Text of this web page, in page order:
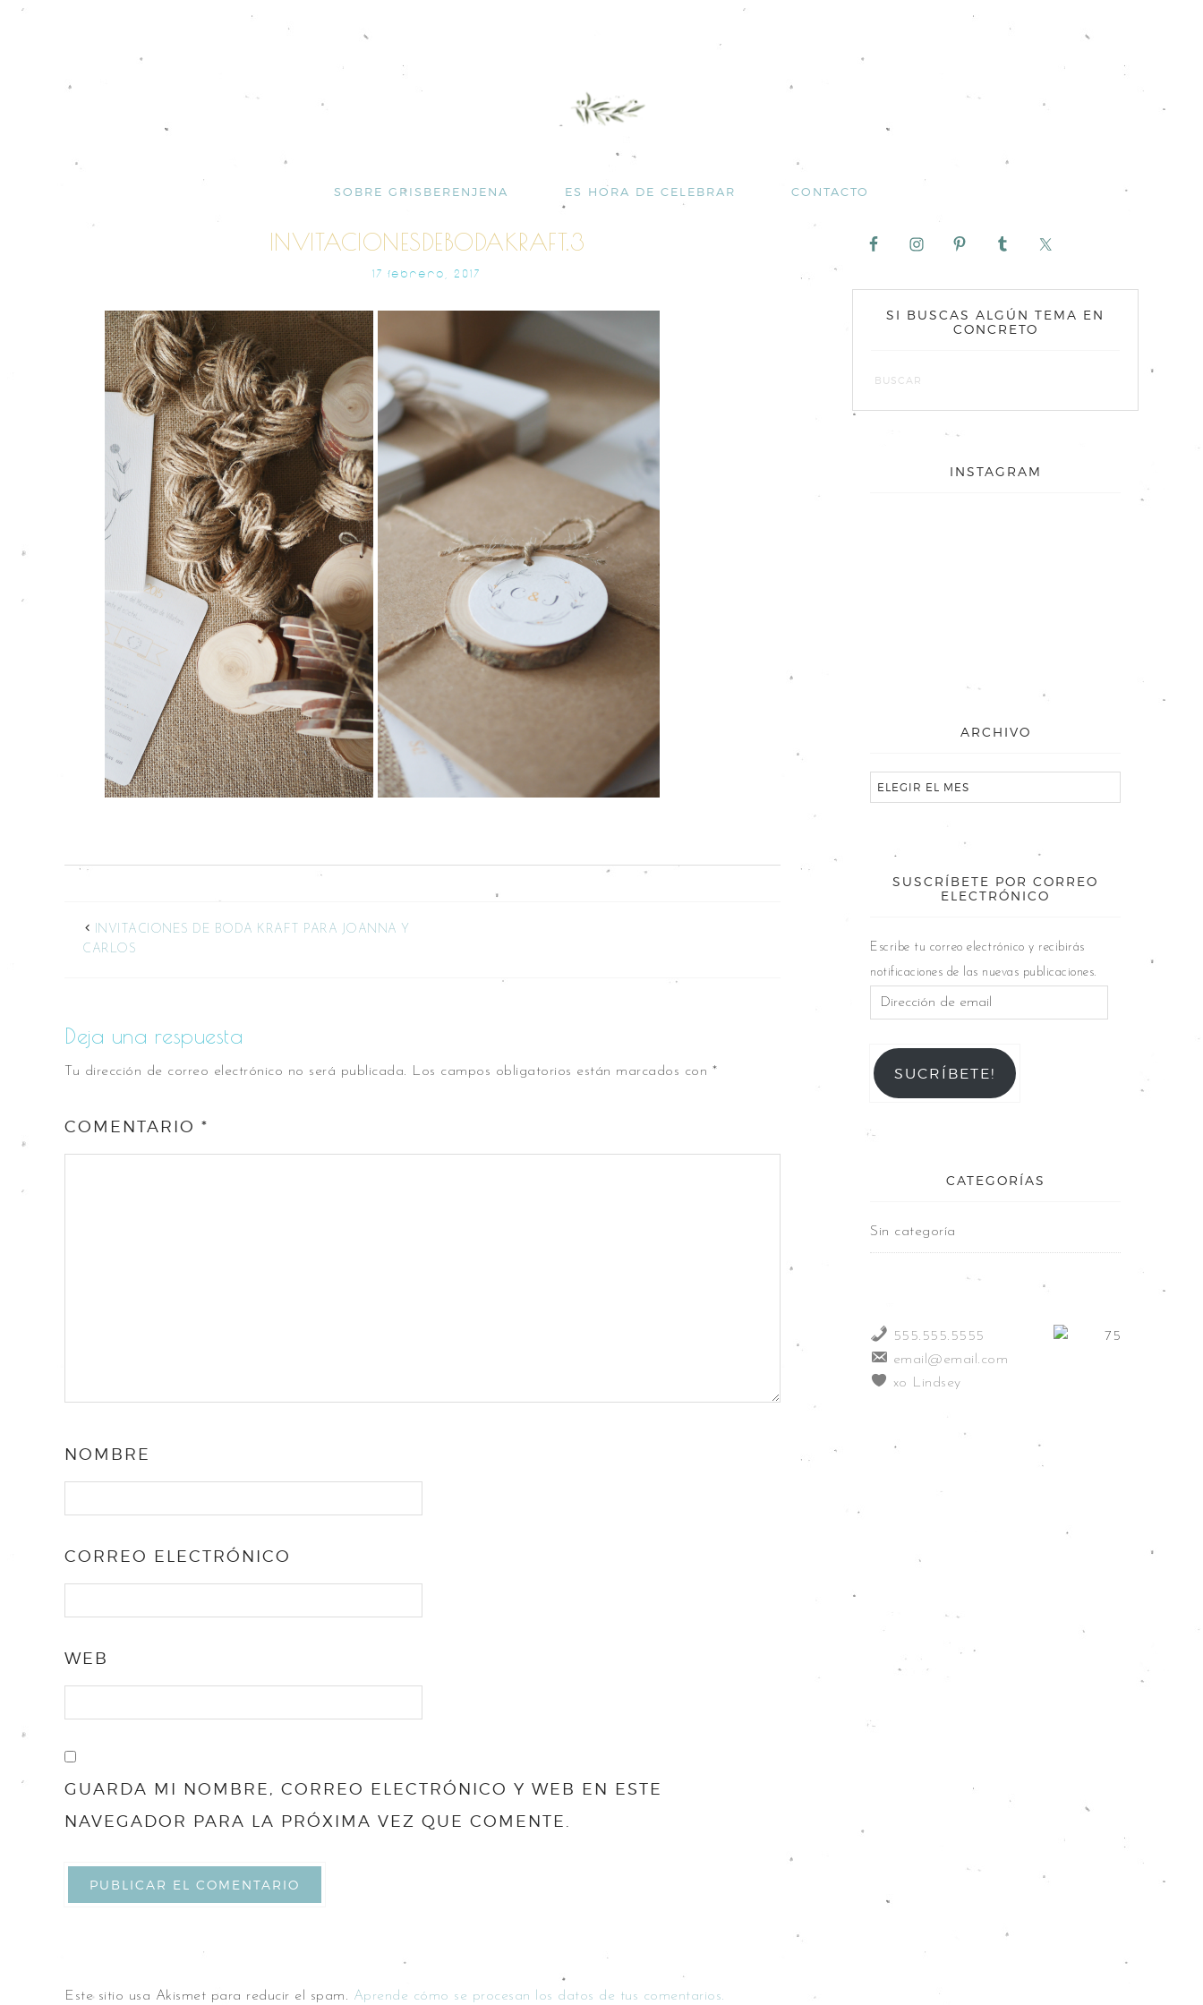
SOBRE GRISBERENJENA ES HORA DE CELEBRAR CONTACTO
INVITACIONESDEBODAKRAFT.3
17 FEBRERO, 2017
INVITACIONES DE BODA KRAFT PARA JOANNA Y
CARLOS
Deja una respuesta
Tu dirección de correo electrónico no será publicada. Los campos obligatorios están marcados con *
COMENTARIO *
NOMBRE
CORREO ELECTRÓNICO
WEB
GUARDA MI NOMBRE, CORREO ELECTRÓNICO Y WEB EN ESTE
NAVEGADOR PARA LA PRÓXIMA VEZ QUE COMENTE.
Este sitio usa Akismet para reducir el spam. Aprende cómo se procesan los datos de tus comentarios.
SI BUSCAS ALGÚN TEMA EN
CONCRETO
INSTAGRAM
ARCHIVO
SUSCRÍBETE POR CORREO
ELECTRÓNICO
Escribe tu correo electrónico y recibirás
notificaciones de las nuevas publicaciones.
SUCRÍBETE!
CATEGORÍAS
Sin categoría
555.555.5555
email@email.com
xo Lindsey